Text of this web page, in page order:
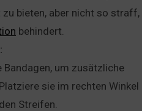
bieten, aber nicht so straff,
behindert.
um zusätzliche
sie im rechten Winkel
Streifen.